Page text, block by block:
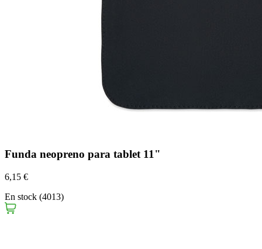
Funda neopreno para tablet 11"
6,15 €
En stock (4013)